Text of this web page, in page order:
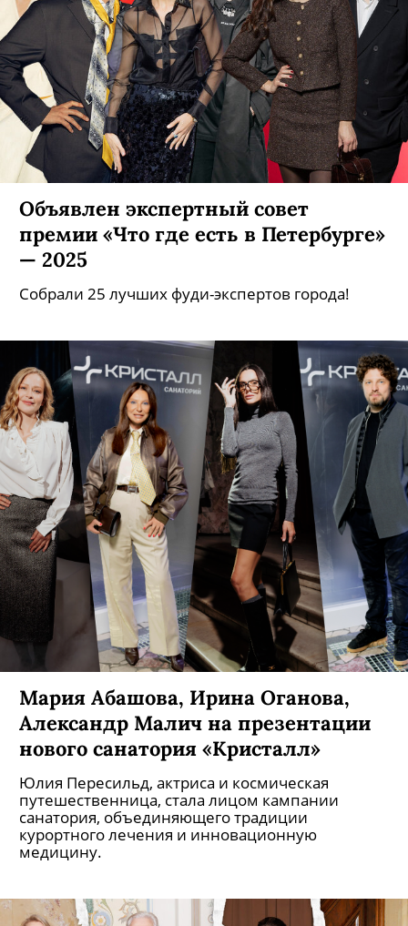
Объявлен экспертный совет
премии «Что где есть в Петербурге»
— 2025
Собрали 25 лучших фуди-экспертов города!
Мария Абашова, Ирина Оганова,
Александр Малич на презентации
нового санатория «Кристалл»
Юлия Пересильд, актриса и космическая
путешественница, стала лицом кампании
санатория, объединяющего традиции
курортного лечения и инновационную
медицину.